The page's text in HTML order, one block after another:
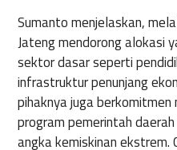
Sumanto menjelaskan,
Jateng mendorong alokasi
sektor dasar seperti
infrastruktur penunjang
pihaknya juga
program pemerintah
angka kemiskinan ekstrem.